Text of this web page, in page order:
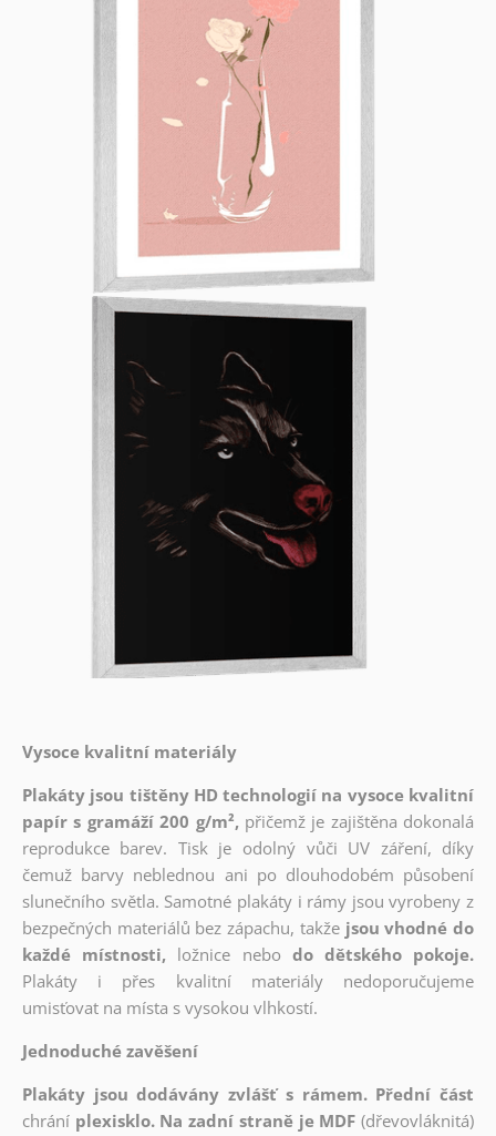
Vysoce kvalitní materiály
Plakáty jsou tištěny HD technologií na vysoce kvalitní
papír s gramáží 200 g/m², přičemž je zajištěna dokonalá
reprodukce barev. Tisk je odolný vůči UV záření, díky
čemuž barvy neblednou ani po dlouhodobém působení
slunečního světla. Samotné plakáty i rámy jsou vyrobeny z
bezpečných materiálů bez zápachu, takže jsou vhodné do
každé místnosti, ložnice nebo do dětského pokoje.
Plakáty i přes kvalitní materiály nedoporučujeme
umisťovat na místa s vysokou vlhkostí.
Jednoduché zavěšení
Plakáty jsou dodávány zvlášť s rámem. Přední část
chrání plexisklo. Na zadní straně je MDF (dřevovláknitá)